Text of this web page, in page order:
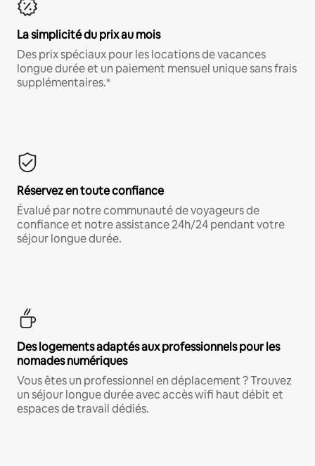
La simplicité du prix au mois
Des prix spéciaux pour les locations de vacances
longue durée et un paiement mensuel unique sans frais
supplémentaires.*
Réservez en toute confiance
Évalué par notre communauté de voyageurs de
confiance et notre assistance 24h/24 pendant votre
séjour longue durée.
Des logements adaptés aux professionnels pour les
nomades numériques
Vous êtes un professionnel en déplacement ? Trouvez
un séjour longue durée avec accès wifi haut débit et
espaces de travail dédiés.